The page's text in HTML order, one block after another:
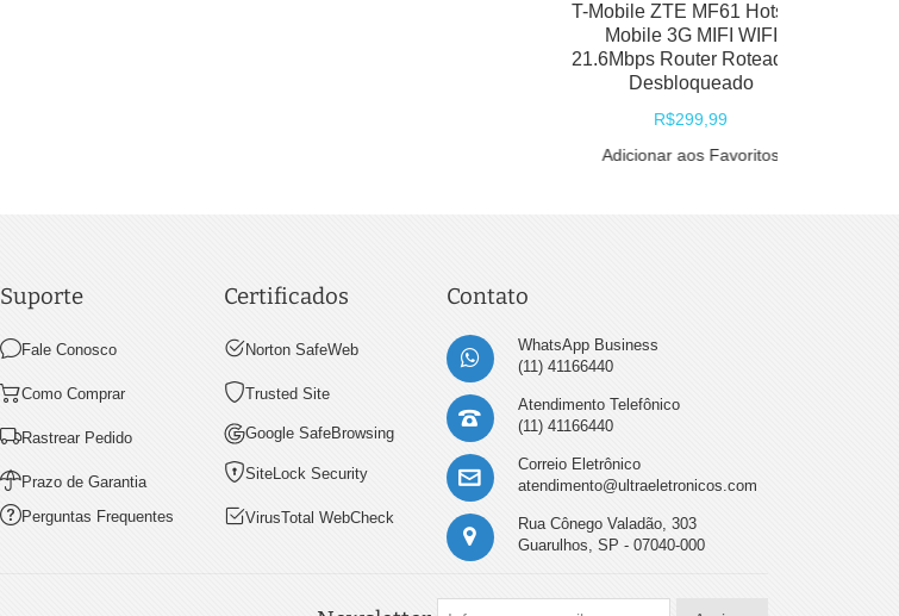
T-Mobile ZTE MF61 Hotspot
Mobile 3G MIFI WIFI
21.6Mbps Router Roteador -
Desbloqueado
R$299,99
Adicionar aos Favoritos
Suporte
Fale Conosco
Como Comprar
Rastrear Pedido
Prazo de Garantia
Perguntas Frequentes
Certificados
Norton SafeWeb
Trusted Site
Google SafeBrowsing
SiteLock Security
VirusTotal WebCheck
Contato
WhatsApp Business
(11) 41166440
Atendimento Telefônico
(11) 41166440
Correio Eletrônico
atendimento@ultraeletronicos.com
Rua Cônego Valadão, 303
Guarulhos, SP - 07040-000